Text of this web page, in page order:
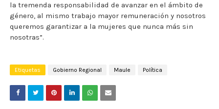
la tremenda responsabilidad de avanzar en el ámbito de
género, al mismo trabajo mayor remuneración y nosotros
queremos garantizar a la mujeres que nunca más sin
nosotras”.
Etiquetas Gobierno Regional Maule Política